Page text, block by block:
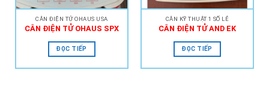
CÂN ĐIỆN TỬ OHAUS USA
CÂN ĐIỆN TỬ OHAUS SPX
ĐỌC TIẾP
CÂN KỸ THUẬT 1 SỐ LẺ
CÂN ĐIỆN TỬ AND EK
ĐỌC TIẾP